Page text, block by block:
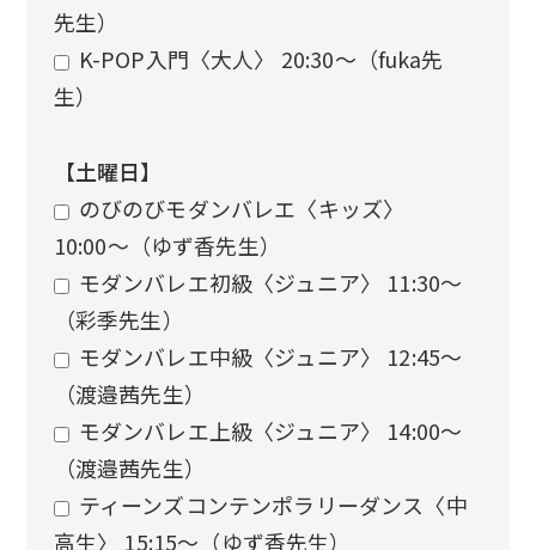
先生）
K-POP入門〈大人〉 20:30〜（fuka先
生）
【土曜日】
のびのびモダンバレエ〈キッズ〉
10:00〜（ゆず香先生）
モダンバレエ初級〈ジュニア〉 11:30〜
（彩季先生）
モダンバレエ中級〈ジュニア〉 12:45〜
（渡邉茜先生）
モダンバレエ上級〈ジュニア〉 14:00〜
（渡邉茜先生）
ティーンズコンテンポラリーダンス〈中
高生〉 15:15〜（ゆず香先生）